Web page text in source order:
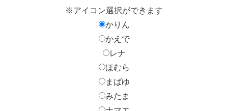
※アイコン選択ができます
かりん
かえで
レナ
ほむら
まばゆ
みたま